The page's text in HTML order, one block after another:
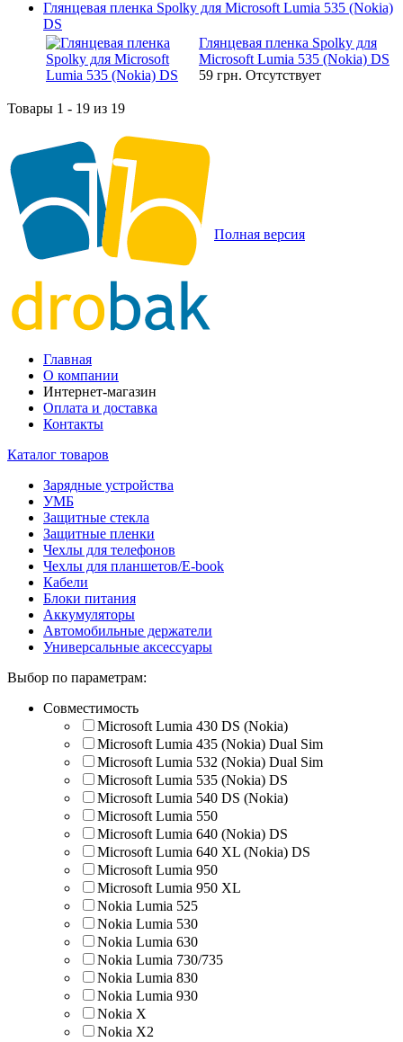
Глянцевая пленка Spolky для Microsoft Lumia 535 (Nokia)
DS
Глянцевая пленка Spolky для
Microsoft Lumia 535 (Nokia) DS
59 грн. Отсутствует
Товары 1 - 19 из 19
Полная версия
Главная
О компании
Интернет-магазин
Оплата и доставка
Контакты
Каталог товаров
Зарядные устройства
УМБ
Защитные стекла
Защитные пленки
Чехлы для телефонов
Чехлы для планшетов/E-book
Кабели
Блоки питания
Аккумуляторы
Автомобильные держатели
Универсальные аксессуары
Выбор по параметрам:
Совместимость
Microsoft Lumia 430 DS (Nokia)
Microsoft Lumia 435 (Nokia) Dual Sim
Microsoft Lumia 532 (Nokia) Dual Sim
Microsoft Lumia 535 (Nokia) DS
Microsoft Lumia 540 DS (Nokia)
Microsoft Lumia 550
Microsoft Lumia 640 (Nokia) DS
Microsoft Lumia 640 XL (Nokia) DS
Microsoft Lumia 950
Microsoft Lumia 950 XL
Nokia Lumia 525
Nokia Lumia 530
Nokia Lumia 630
Nokia Lumia 730/735
Nokia Lumia 830
Nokia Lumia 930
Nokia X
Nokia X2